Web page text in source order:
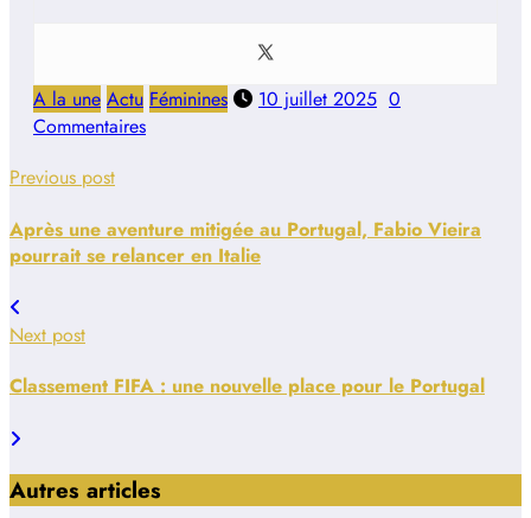
A la une Actu Féminines 10 juillet 2025 0
Commentaires
Previous post
Après une aventure mitigée au Portugal, Fabio Vieira
pourrait se relancer en Italie
Next post
Classement FIFA : une nouvelle place pour le Portugal
Autres articles